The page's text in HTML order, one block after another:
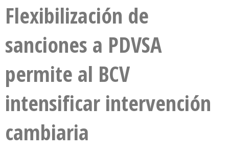
Flexibilización de
sanciones a PDVSA
permite al BCV
intensificar intervención
cambiaria